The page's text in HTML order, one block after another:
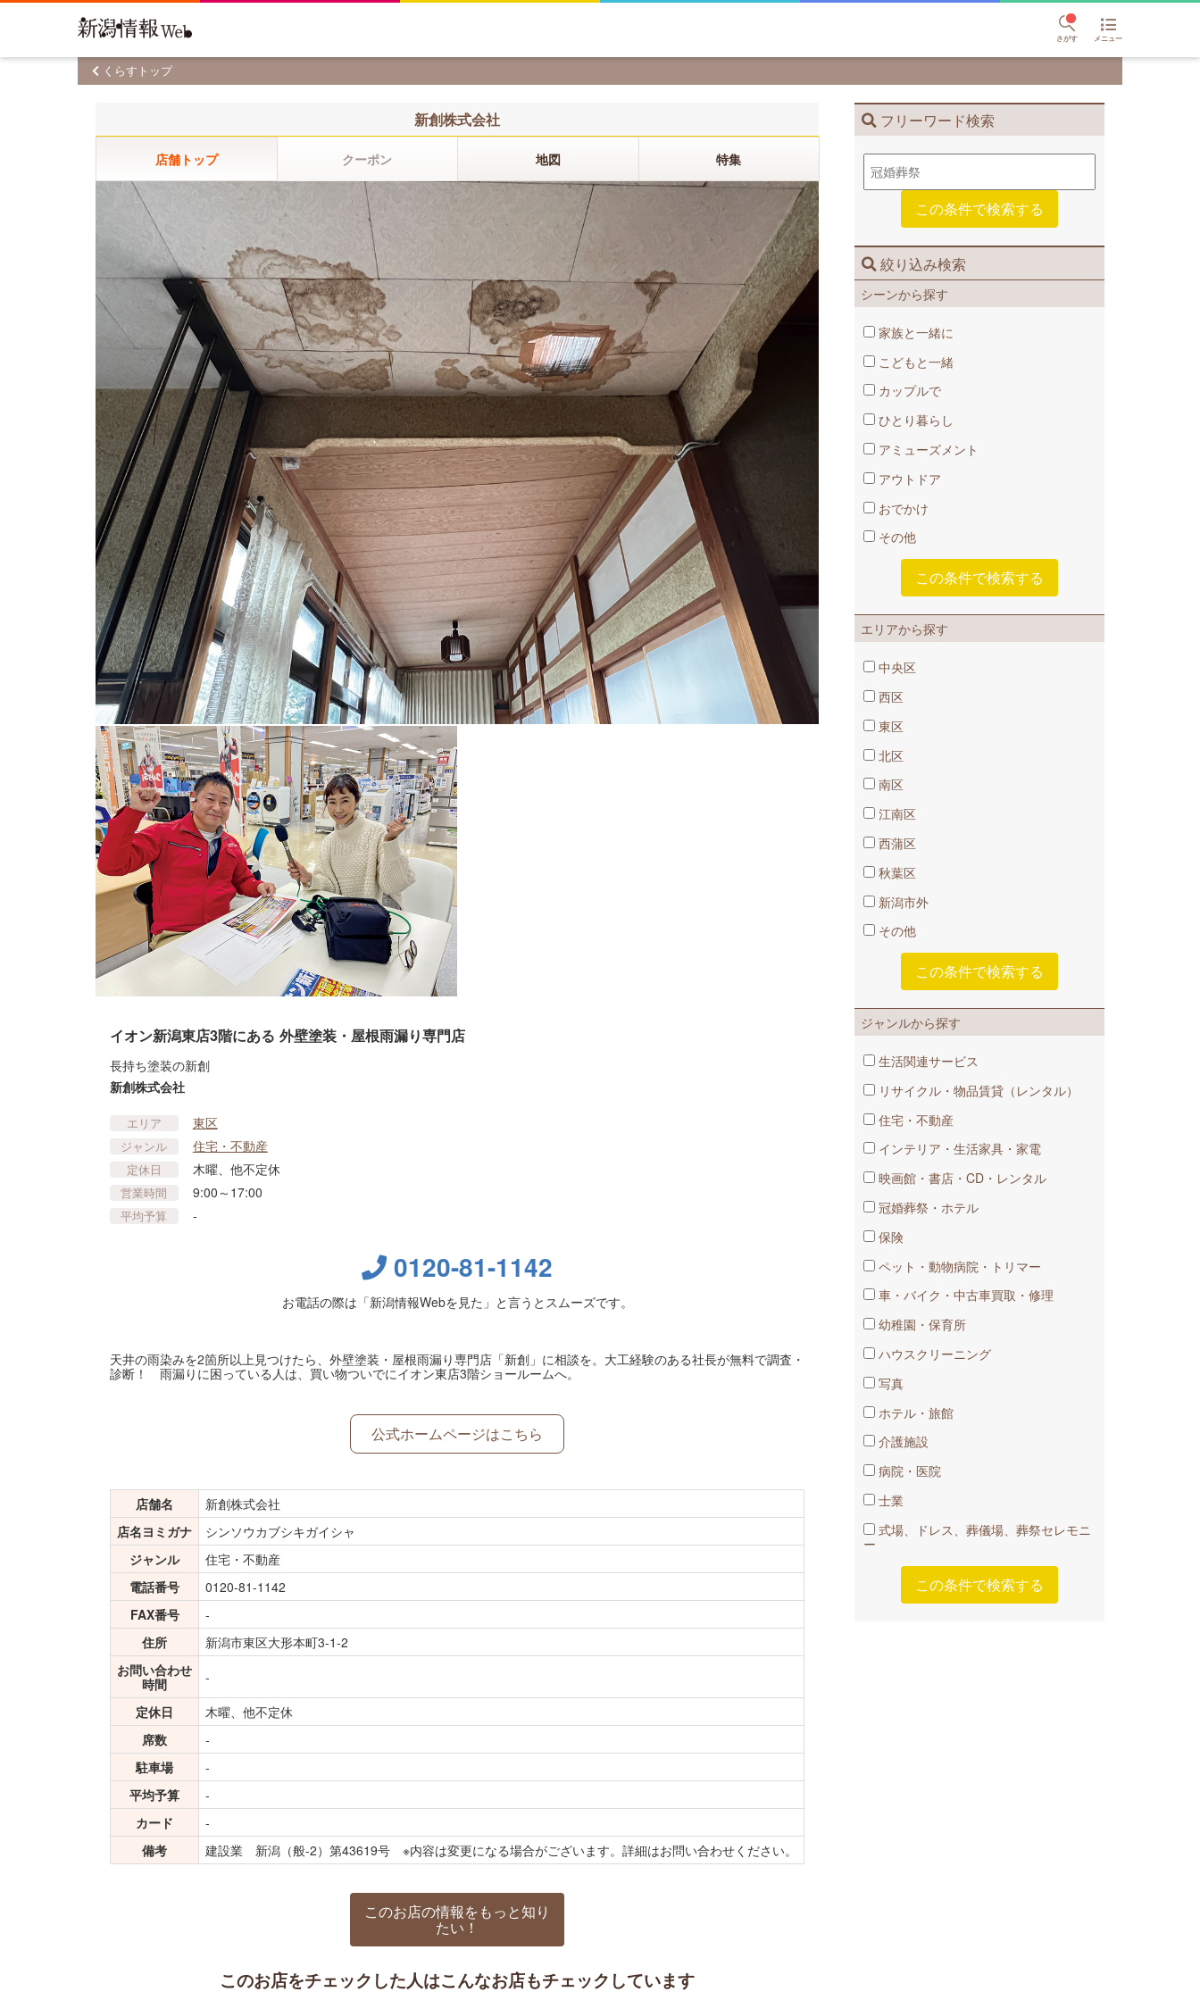
さがす メニュー
くらすトップ
フリーワード検索
絞り込み検索
シーンから探す
家族と一緒に
こどもと一緒
カップルで
ひとり暮らし
アミューズメント
アウトドア
おでかけ
その他
エリアから探す
中央区
西区
東区
北区
南区
江南区
西蒲区
秋葉区
新潟市外
その他
ジャンルから探す
生活関連サービス
リサイクル・物品賃貸​（レンタル）
住宅・不動産
インテリア・生活家具・家電
映画館・書店・CD・レンタル
冠婚葬祭・ホテル
保険
ペット・動物病院・トリマー
車​・バイク・中古車買取・修理
幼稚園・​保育所
ハウスクリーニング
写真
ホテル・旅館
介護施設
病院・医院
士業
式場、ドレス、葬儀場、葬祭セレモニ
ー
新創株式会社
店舗トップ クーポン 地図 特集
イオン新潟東店3階にある 外壁塗装・屋根雨漏り専門店
長持ち塗装の新創
新創株式会社
エリア 東区
ジャンル 住宅・不動産
定休日 木曜、他不定休
営業時間 9:00～17:00
平均予算 -
0120-81-1142
お電話の際は「新潟情報Webを見た」と言うとスムーズです。
天井の雨染みを2箇所以上見つけたら、外壁塗装・屋根雨漏り専門店「新創」に相談を。大工経験のある社長が無料で調査・
診断！ 雨漏りに困っている人は、買い物ついでにイオン東店3階ショールームへ。
公式ホームページはこちら
店舗名
新創株式会社
店名ヨミガナ
シンソウカブシキガイシャ
ジャンル
住宅・不動産
電話番号
0120-81-1142
FAX番号
-
住所
新潟市東区大形本町3-1-2
お問い合わせ
時間
-
定休日
木曜、他不定休
席数
-
駐車場
-
平均予算
-
カード
-
備考
建設業 新潟（般-2）第43619号 ※内容は変更になる場合がございます。詳細はお問い合わせください。
このお店の情報をもっと知り
たい！
このお店をチェックした人はこんなお店もチェックしています